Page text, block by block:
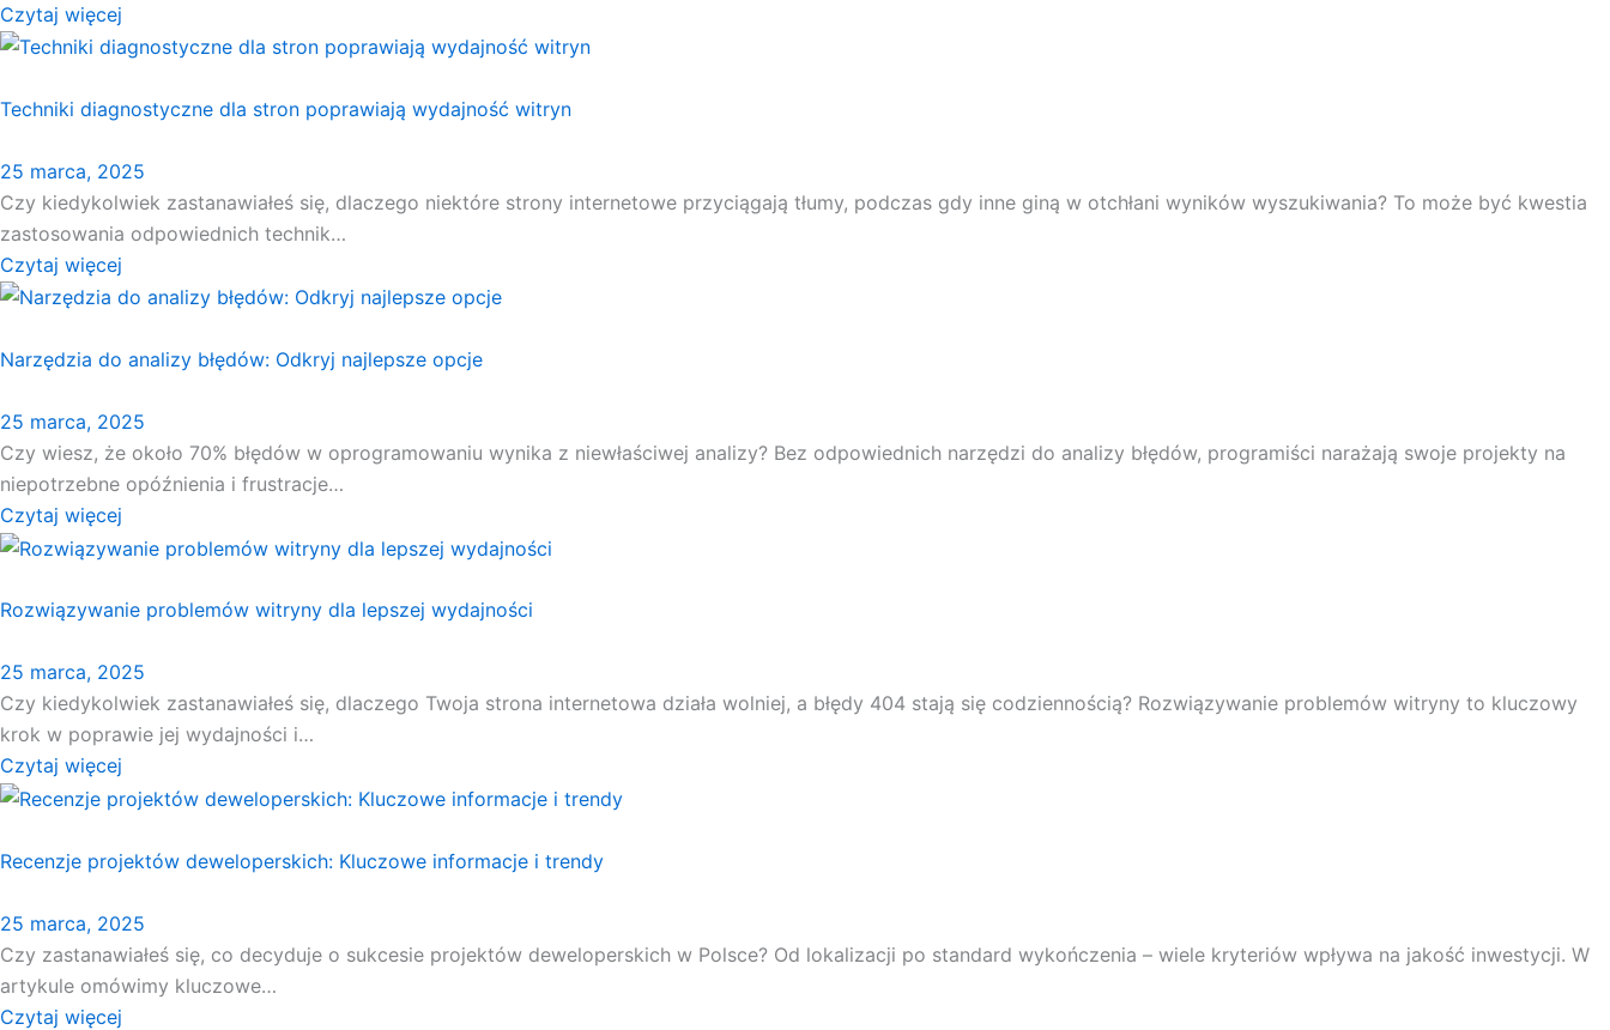
Czytaj więcej
Techniki diagnostyczne dla stron poprawiają wydajność witryn
25 marca, 2025
Czy kiedykolwiek zastanawiałeś się, dlaczego niektóre strony internetowe przyciągają tłumy, podczas gdy inne giną w otchłani wyników wyszukiwania? To może być kwestia
zastosowania odpowiednich technik…
Czytaj więcej
Narzędzia do analizy błędów: Odkryj najlepsze opcje
25 marca, 2025
Czy wiesz, że około 70% błędów w oprogramowaniu wynika z niewłaściwej analizy? Bez odpowiednich narzędzi do analizy błędów, programiści narażają swoje projekty na
niepotrzebne opóźnienia i frustracje…
Czytaj więcej
Rozwiązywanie problemów witryny dla lepszej wydajności
25 marca, 2025
Czy kiedykolwiek zastanawiałeś się, dlaczego Twoja strona internetowa działa wolniej, a błędy 404 stają się codziennością? Rozwiązywanie problemów witryny to kluczowy
krok w poprawie jej wydajności i…
Czytaj więcej
Recenzje projektów deweloperskich: Kluczowe informacje i trendy
25 marca, 2025
Czy zastanawiałeś się, co decyduje o sukcesie projektów deweloperskich w Polsce? Od lokalizacji po standard wykończenia – wiele kryteriów wpływa na jakość inwestycji. W
artykule omówimy kluczowe…
Czytaj więcej